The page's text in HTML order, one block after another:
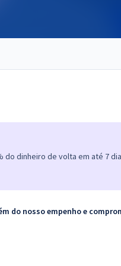
dinheiro de volta em até 7
do nosso empenho e